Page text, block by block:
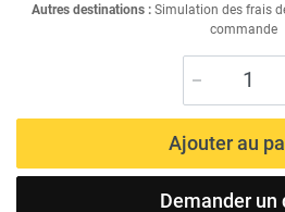
Autres destinations : Simulation des frais
commande
Ajouter au
Demander un